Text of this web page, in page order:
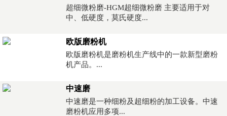
超细微粉磨-HGM超细微粉磨 主要适用于对
中、低硬度，莫氏硬度...
欧版磨粉机
欧版磨粉机是磨粉机生产线中的一款新型磨粉
机产品。...
中速磨
中速磨是一种细粉及超细粉的加工设备。中速
磨粉机应用多项...